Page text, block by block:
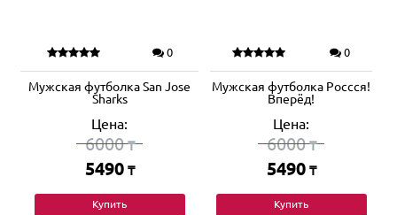
0
Мужская футболка San Jose
Sharks
Цена:
6000₸
5490 ₸
Купить
0
Мужская футболка Россся!
Вперёд!
Цена:
6000₸
5490 ₸
Купить